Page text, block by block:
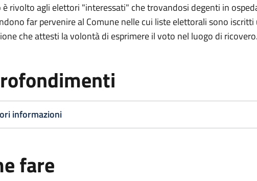
è rivolto agli elettori "interessati" che trovandosi degenti in
far pervenire al Comune nelle cui liste elettorali sono iscritti
che attesti la volontà di esprimere il voto nel luogo di
informazioni
fare